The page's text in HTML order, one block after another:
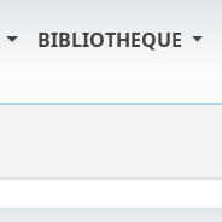
BIBLIOTHEQUE